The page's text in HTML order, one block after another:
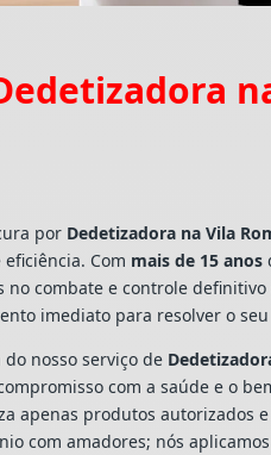
por Dedetizadora na Vila
Com mais de 15 anos
no combate e controle
imediato para resolver o
do nosso serviço de
com a saúde e o
apenas produtos autorizados
com amadores; nós